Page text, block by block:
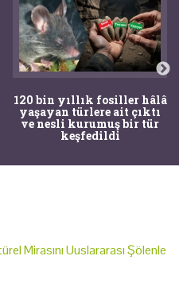
120 bin yıllık fosiller hâlâ
yaşayan türlere ait çıktı
ve nesli kurumuş bir tür
keşfedildi
Mirasını Uuslararası Şölenle